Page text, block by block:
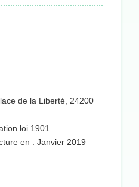
de la Liberté, 24200
loi 1901
en : Janvier 2019